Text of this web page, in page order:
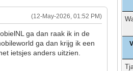
(12-May-2026, 01:52 PM)
ga dan raak ik in de
ga dan krijg ik een
ietsjes anders uitzien.